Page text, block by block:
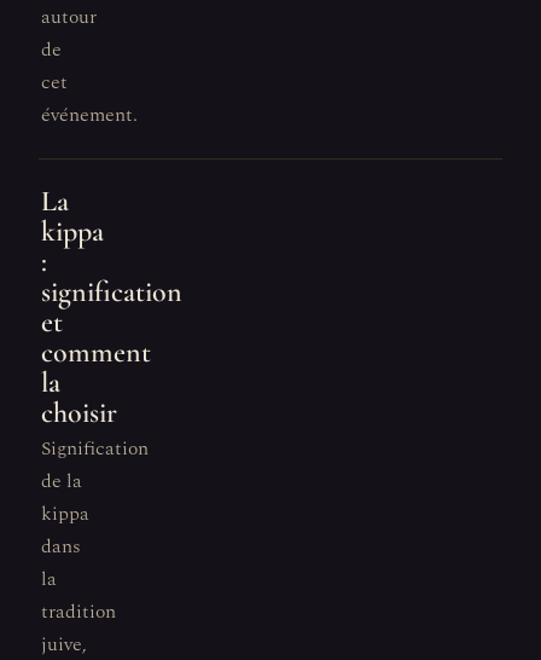
autour
de
cet
événement.
La
kippa
:
signification
et
comment
la
choisir
Signification
de la
kippa
dans
la
tradition
juive,